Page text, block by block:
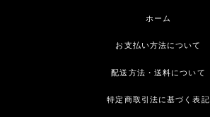
ホーム
お支払い方法について
配送方法・送料について
特定商取引法に基づく表記